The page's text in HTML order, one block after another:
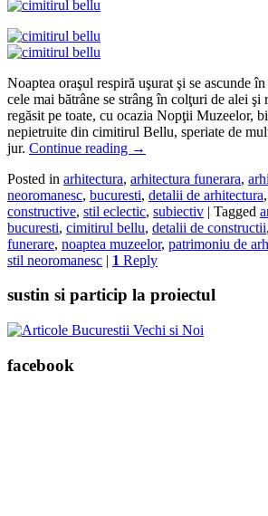
Noaptea oraşul respiră uşurat şi se ascunde
cele mai bătrâne se strâng în colţuri de alei şi
regăsit pe toate, cu ocazia Nopţii Muzeelor,
nepietruite din cimitirul Bellu, speriate de
jur. Continue reading →
Posted in arhitectura, arhitectura funerara,
neoromanesc, bucuresti, detalii de arhitectura,
constructive, stil eclectic, subiectiv | Tagged
bucuresti, cimitirul bellu, detalii de constructii,
funerare, noaptea muzeelor, patrimoniu de
stil neoromanesc | 1 Reply
sustin si particip la proiectul
facebook